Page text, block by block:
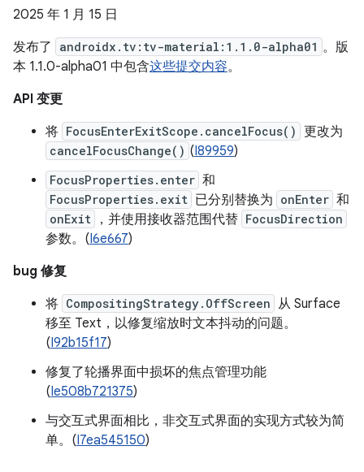
2025 年 1 月 15 日
发布了
androidx.tv:tv-material:1.1.0-alpha01 。版
本 1.1.0-alpha01 中包含这些提交内容。
API 变更
将 FocusEnterExitScope.cancelFocus() 更改为
cancelFocusChange() (I89959)
FocusProperties.enter 和
FocusProperties.exit 已分别替换为 onEnter 和
onExit ，并使用接收器范围代替 FocusDirection
参数。(I6e667)
bug 修复
将 CompositingStrategy.OffScreen 从 Surface
移至 Text，以修复缩放时文本抖动的问题。
(I92b15f17)
修复了轮播界面中损坏的焦点管理功能
(Ie508b721375)
与交互式界面相比，非交互式界面的实现方式较为简
单。(I7ea545150)